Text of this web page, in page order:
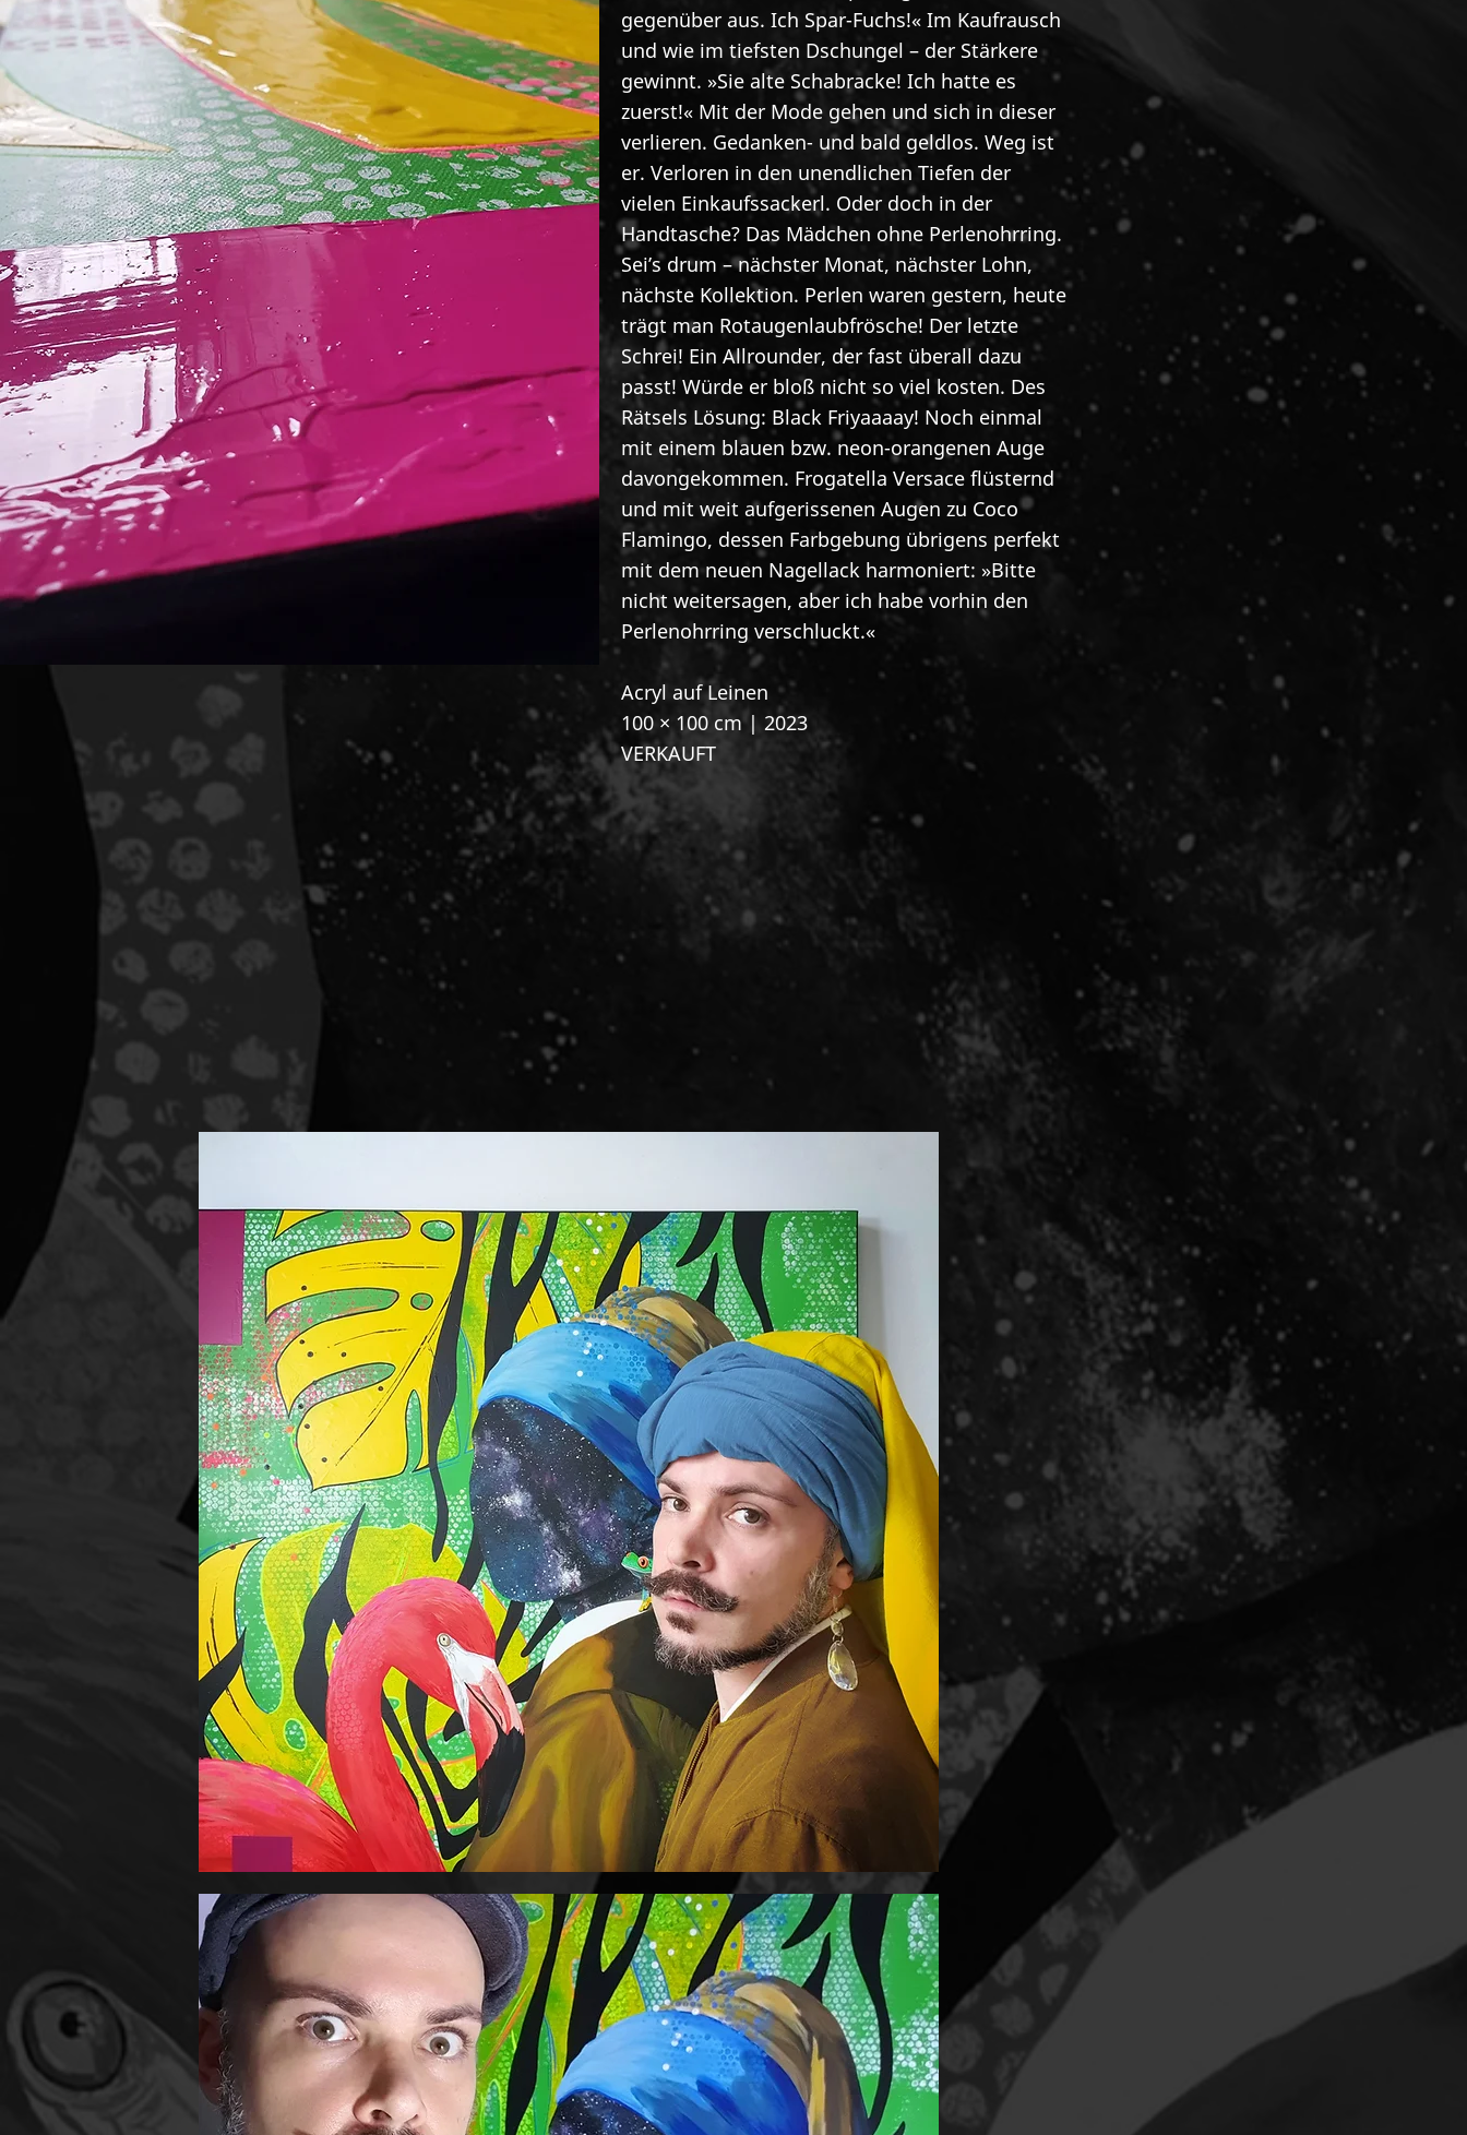
gegenüber aus. Ich Spar-Fuchs!« Im Kaufrausch
und wie im tiefsten Dschungel – der Stärkere
gewinnt. »Sie alte Schabracke! Ich hatte es
zuerst!« Mit der Mode gehen und sich in dieser
verlieren. Gedanken- und bald geldlos. Weg ist
er. Verloren in den unendlichen Tiefen der
vielen Einkaufssackerl. Oder doch in der
Handtasche? Das Mädchen ohne Perlenohrring.
Sei’s drum – nächster Monat, nächster Lohn,
nächste Kollektion. Perlen waren gestern, heute
trägt man Rotaugenlaubfrösche! Der letzte
Schrei! Ein Allrounder, der fast überall dazu
passt! Würde er bloß nicht so viel kosten. Des
Rätsels Lösung: Black Friyaaaay! Noch einmal
mit einem blauen bzw. neon-orangenen Auge
davongekommen. Frogatella Versace flüsternd
und mit weit aufgerissenen Augen zu Coco
Flamingo, dessen Farbgebung übrigens perfekt
mit dem neuen Nagellack harmoniert: »Bitte
nicht weitersagen, aber ich habe vorhin den
Perlenohrring verschluckt.«
Acryl auf Leinen
100 × 100 cm | 2023
VERKAUFT